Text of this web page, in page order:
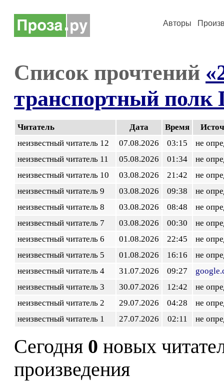
Авторы
Список прочтений
транспортный
Читатель Дата Время
неизвестный читатель 12
07.08.2026 03:15
не
неизвестный читатель 11
05.08.2026 01:34
не
неизвестный читатель 10
03.08.2026 21:42
не
неизвестный читатель 9
03.08.2026 09:38
не
неизвестный читатель 8
03.08.2026 08:48
не
неизвестный читатель 7
03.08.2026 00:30
не
неизвестный читатель 6
01.08.2026 22:45
не
неизвестный читатель 5
01.08.2026 16:16
не
неизвестный читатель 4
31.07.2026 09:27
неизвестный читатель 3
30.07.2026 12:42
не
неизвестный читатель 2
29.07.2026 04:28
не
неизвестный читатель 1
27.07.2026 02:11 не
Сегодня 0 новых
произведения